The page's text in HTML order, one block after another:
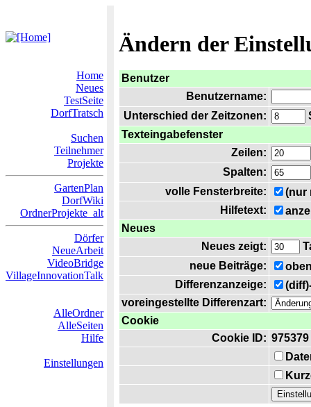
Ändern der
Home
Neues
TestSeite
DorfTratsch
Suchen
Teilnehmer
Projekte
GartenPlan
DorfWiki
OrdnerProjekte_alt
Dörfer
NeueArbeit
VideoBridge
VillageInnovationTalk
AlleOrdner
AlleSeiten
Hilfe
Einstellungen
Benutzer
Benutzername:
Unterschied der Zeitzonen:
Texteingabefenster
Zeilen:
Spalten:
volle Fensterbreite:
(nur
Hilfetext:
Neues
Neues zeigt:
neue Beiträge:
Differenzanzeige:
voreingestellte Differenzart:
Cookie
Cookie ID: 975379